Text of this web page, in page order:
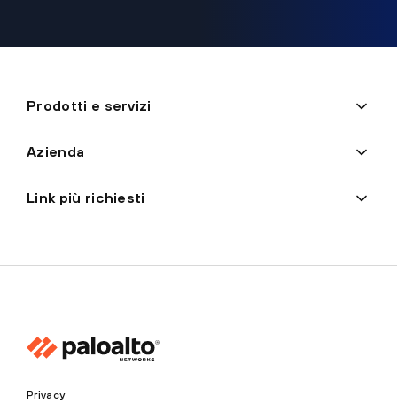
Prodotti e servizi
Azienda
Link più richiesti
Privacy